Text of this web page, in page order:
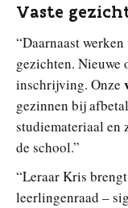
Vaste
“Daarnaast
gezichten. Nieuwe
inschrijving. Onze
gezinnen bij
studiemateriaal en
de school.”
“Leraar Kris
leerlingenraad –